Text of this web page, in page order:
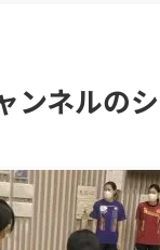
ンネルの